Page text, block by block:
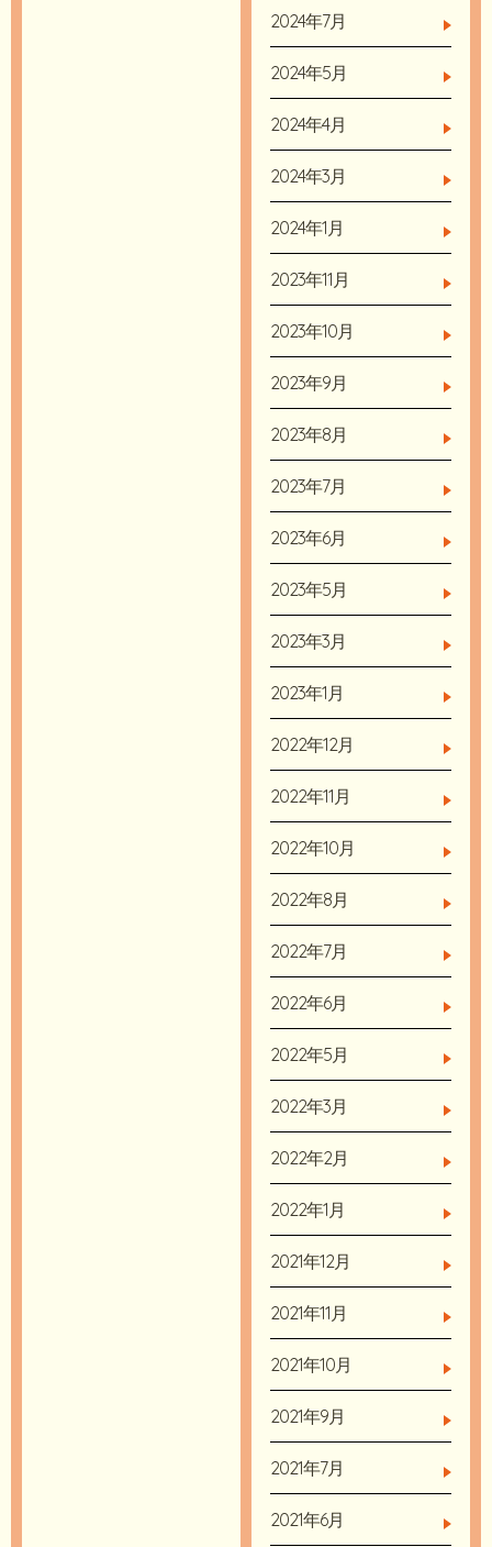
2024年7月
2024年5月
2024年4月
2024年3月
2024年1月
2023年11月
2023年10月
2023年9月
2023年8月
2023年7月
2023年6月
2023年5月
2023年3月
2023年1月
2022年12月
2022年11月
2022年10月
2022年8月
2022年7月
2022年6月
2022年5月
2022年3月
2022年2月
2022年1月
2021年12月
2021年11月
2021年10月
2021年9月
2021年7月
2021年6月